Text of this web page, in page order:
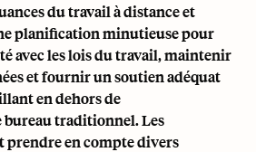
du travail à distance et
planification minutieuse pour
avec les lois du travail, maintenir
et fournir un soutien adéquat
en dehors de
bureau traditionnel. Les
prendre en compte divers